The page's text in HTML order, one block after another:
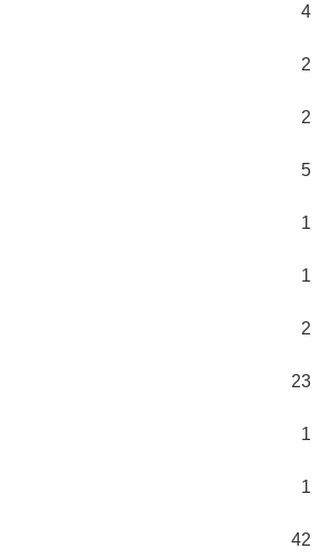
4
2
2
5
1
1
2
23
1
1
42